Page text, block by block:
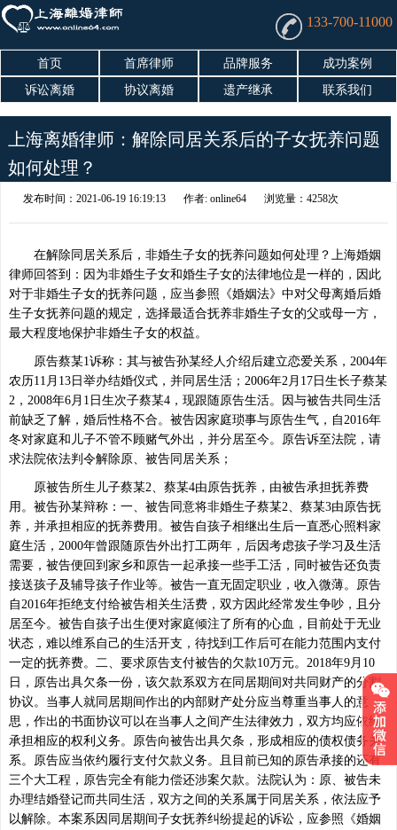
133-700-11000
首页 首席律师 品牌服务
成功案例
诉讼离婚
协议离婚 遗产继承 联系我们
上海离婚律师：解除同居关系后的子女抚养问题
如何处理？
发布时间：2021-06-19 16:19:13 作者: online64 浏览量：4258次
在解除同居关系后，非婚生子女的抚养问题如何处理？上海婚姻
律师回答到：因为非婚生子女和婚生子女的法律地位是一样的，因此
对于非婚生子女的抚养问题，应当参照《婚姻法》中对父母离婚后婚
生子女抚养问题的规定，选择最适合抚养非婚生子女的父或母一方，
最大程度地保护非婚生子女的权益。
原告蔡某1诉称：其与被告孙某经人介绍后建立恋爱关系，2004年
农历11月13日举办结婚仪式，并同居生活；2006年2月17日生长子蔡某
2，2008年6月1日生次子蔡某4，现跟随原告生活。因与被告共同生活
前缺乏了解，婚后性格不合。被告因家庭琐事与原告生气，自2016年
冬对家庭和儿子不管不顾赌气外出，并分居至今。原告诉至法院，请
求法院依法判令解除原、被告同居关系；
原被告所生儿子蔡某2、蔡某4由原告抚养，由被告承担抚养费
用。被告孙某辩称：一、被告同意将非婚生子蔡某2、蔡某3由原告抚
养，并承担相应的抚养费用。被告自孩子相继出生后一直悉心照料家
庭生活，2000年曾跟随原告外出打工两年，后因考虑孩子学习及生活
需要，被告便回到家乡和原告一起承接一些手工活，同时被告还负责
接送孩子及辅导孩子作业等。被告一直无固定职业，收入微薄。原告
自2016年拒绝支付给被告相关生活费，双方因此经常发生争吵，且分
居至今。被告自孩子出生便对家庭倾注了所有的心血，目前处于无业
状态，难以维系自己的生活开支，待找到工作后可在能力范围内支付
一定的抚养费。二、要求原告支付被告的欠款10万元。2018年9月10
日，原告出具欠条一份，该欠款系双方在同居期间对共同财产的分割
协议。当事人就同居期间作出的内部财产处分应当尊重当事人的意
思，作出的书面协议可以在当事人之间产生法律效力，双方均应依约
承担相应的权利义务。原告向被告出具欠条，形成相应的债权债务关
系。原告应当依约履行支付欠款义务。且目前已知的原告承接的还有
三个大工程，原告完全有能力偿还涉案欠款。法院认为：原、被告未
办理结婚登记而共同生活，双方之间的关系属于同居关系，依法应予
以解除。本案系因同居期间子女抚养纠纷提起的诉讼，应参照《婚姻